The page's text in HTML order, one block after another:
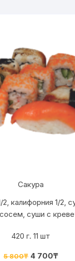
Сакура
калифорния 1/2,
суши с
420 г. 11 шт
5 800₸ 4 700₸